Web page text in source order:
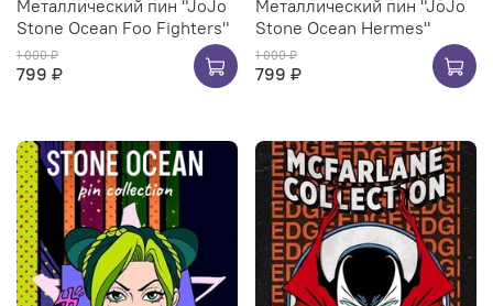
Металлический пин "JoJo
Stone Ocean Foo Fighters"
1 000 ₽
799 ₽
Металлический пин "JoJo
Stone Ocean Hermes"
1 000 ₽
799 ₽